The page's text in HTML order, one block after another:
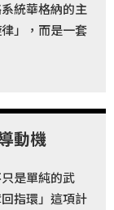
統華格納的主
」，而是一套
動機
是單純的武
指環」這項計